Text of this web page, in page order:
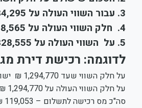
3. עבור השווי העולה על 3,884,295 ש"ח ועד 5,348,565 ש"ח – 7%
4. חלק השווי העולה על 5,348,565 ש"ח ועד 17,828,555 ש"ח – 8%
5. על השווי העולה על 17,828,555 ש"ח – 10%
לדוגמה: רכישת דירת
על חלק השווי שעד 1,294,770 ₪ ישולם מס בשיעור 5% = 64,739 ₪
על חלק השווי העולה על 1,294,770 ₪ ועד 2,200,000 ₪ ישולם מס בשיעור 6% = 54,314 ₪
סה"כ מס רכישה לתשלום – 119,053 ₪ (לעומת 119,077 לרכישות בין 29.7.20 ל – 15.1.21)